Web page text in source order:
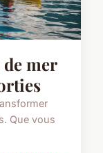
mer
Que vous